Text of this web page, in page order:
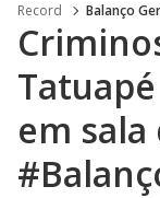
Record Balanço
em